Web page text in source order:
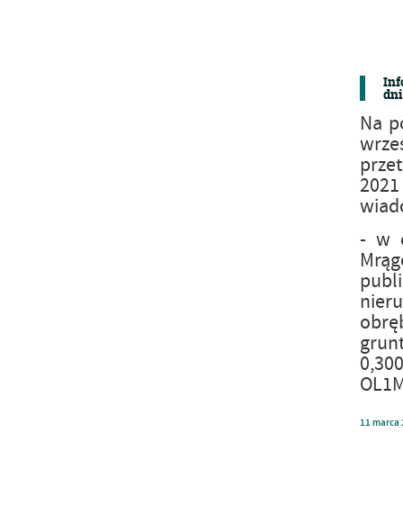
Na
- w
11 marca